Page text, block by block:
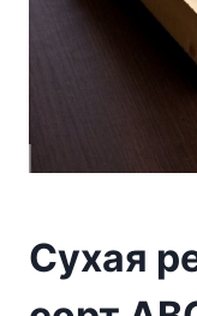
Сухая